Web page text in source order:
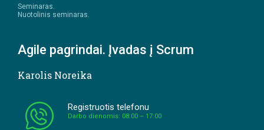
Seminaras.
Nuotolinis seminaras.
Agile pagrindai. Įvadas į Scrum
Karolis Noreika
Registruotis telefonu
Darbo dienomis: 08:00 – 17:00